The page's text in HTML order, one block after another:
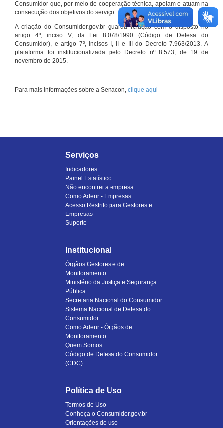
Consumidor que, por meio de cooperação técnica, apoiam e atuam na
consecução dos objetivos do serviço.
A criação do Consumidor.gov.br guarda relação com o disposto no
artigo 4º, inciso V, da Lei 8.078/1990 (Código de Defesa do
Consumidor), e artigo 7º, incisos I, II e III do Decreto 7.963/2013. A
plataforma foi institucionalizada pelo Decreto nº 8.573, de 19 de
novembro de 2015.
Para mais informações sobre a Senacon, clique aqui
Serviços
Indicadores
Painel Estatístico
Não encontrei a empresa
Como Aderir - Empresas
Acesso Restrito para Gestores e
Empresas
Suporte
Institucional
Órgãos Gestores e de
Monitoramento
Ministério da Justiça e Segurança
Pública
Secretaria Nacional do Consumidor
Sistema Nacional de Defesa do
Consumidor
Como Aderir - Órgãos de
Monitoramento
Quem Somos
Código de Defesa do Consumidor
(CDC)
Política de Uso
Termos de Uso
Conheça o Consumidor.gov.br
Orientações de uso